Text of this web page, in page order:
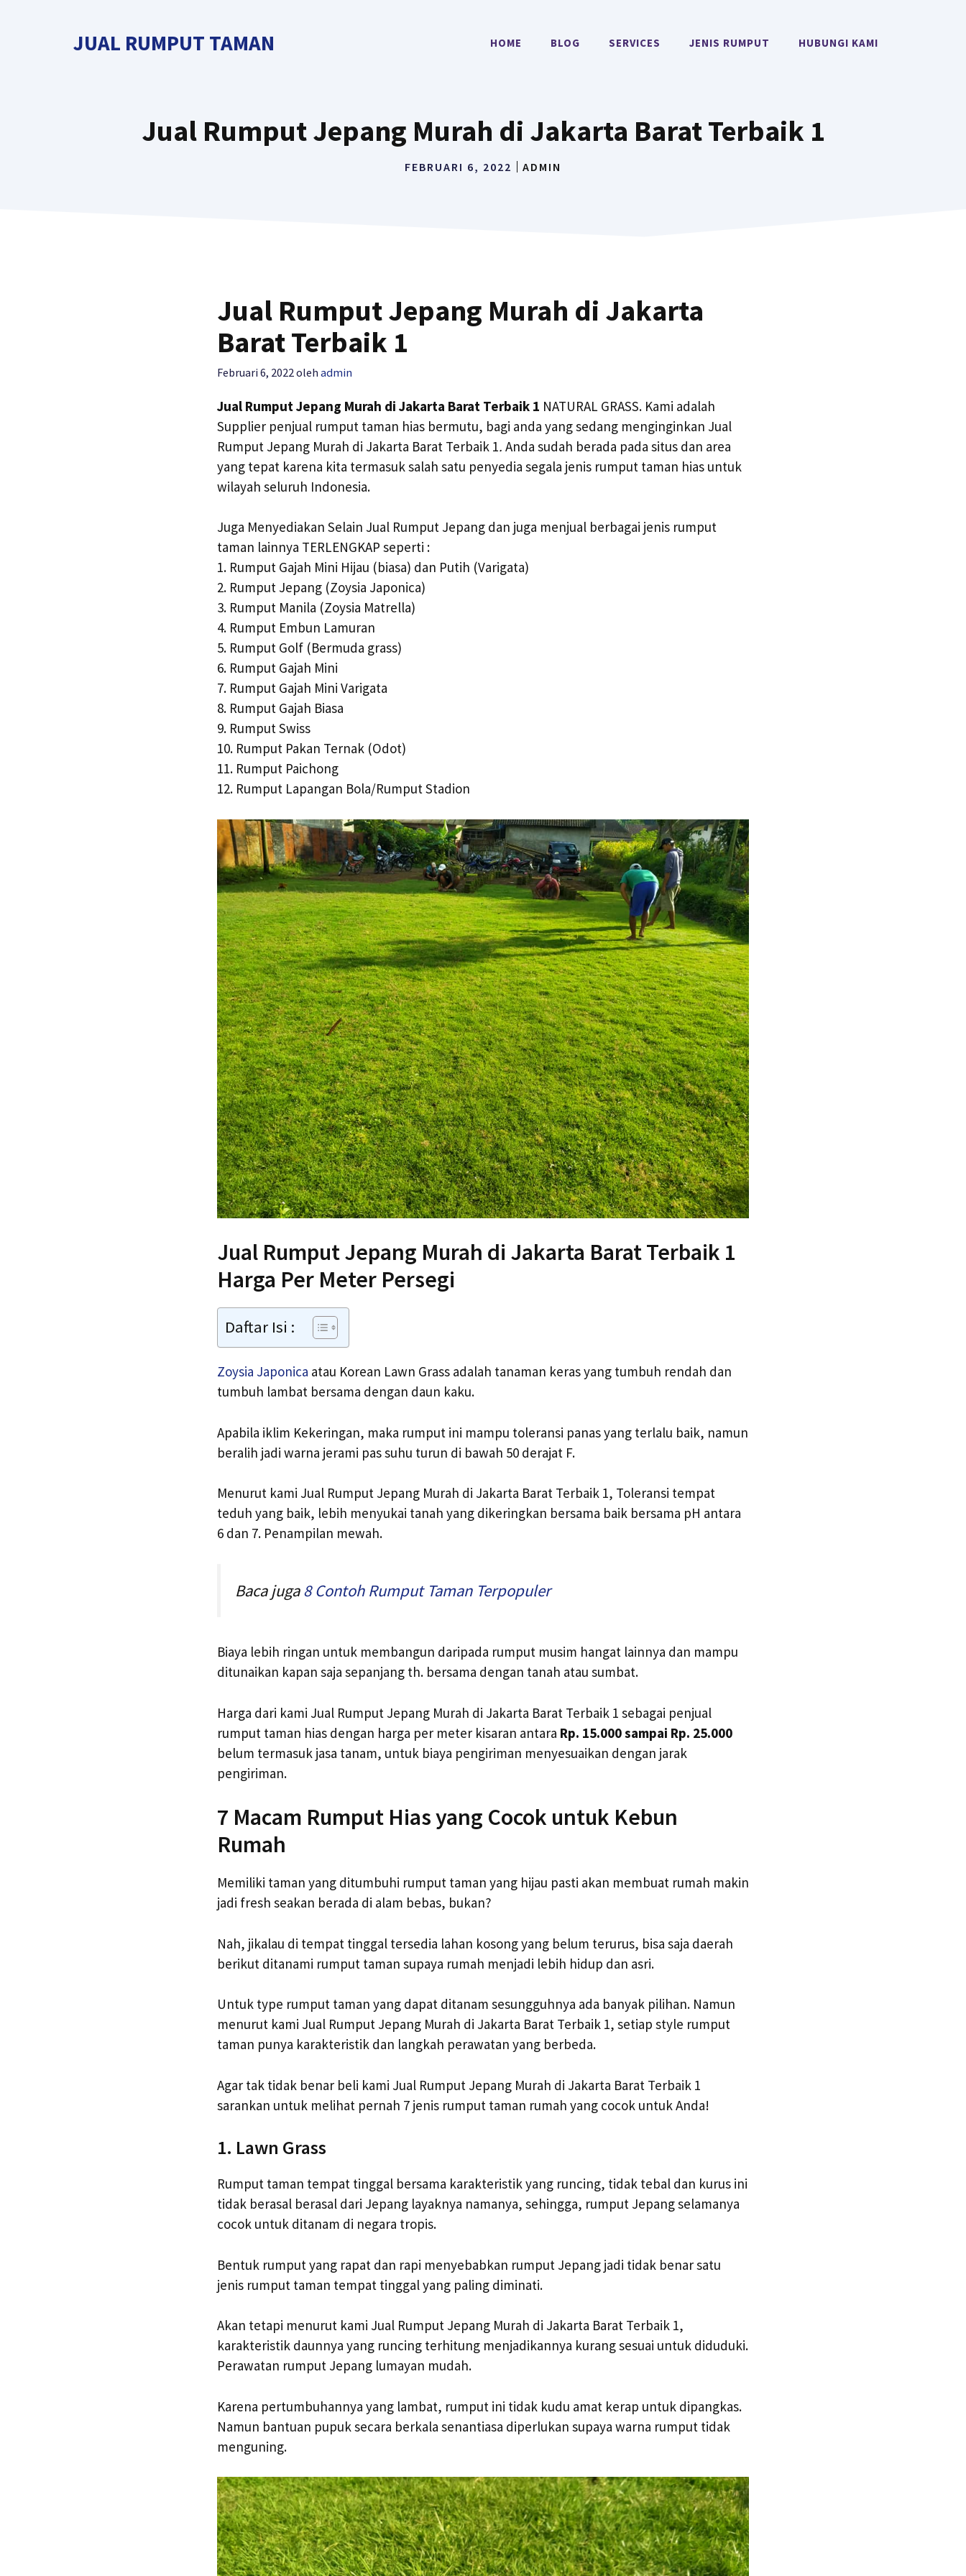
JUAL RUMPUT TAMAN HOME BLOG SERVICES JENIS RUMPUT HUBUNGI KAMI
Jual Rumput Jepang Murah di Jakarta Barat Terbaik 1
FEBRUARI 6, 2022 ADMIN
Jual Rumput Jepang Murah di Jakarta
Barat Terbaik 1
Februari 6, 2022oleh admin
Jual Rumput Jepang Murah di Jakarta Barat Terbaik 1 NATURAL GRASS. Kami adalah
Supplier penjual rumput taman hias bermutu, bagi anda yang sedang menginginkan Jual
Rumput Jepang Murah di Jakarta Barat Terbaik 1. Anda sudah berada pada situs dan area
yang tepat karena kita termasuk salah satu penyedia segala jenis rumput taman hias untuk
wilayah seluruh Indonesia.
Juga Menyediakan Selain Jual Rumput Jepang dan juga menjual berbagai jenis rumput
taman lainnya TERLENGKAP seperti :
1. Rumput Gajah Mini Hijau (biasa) dan Putih (Varigata)
2. Rumput Jepang (Zoysia Japonica)
3. Rumput Manila (Zoysia Matrella)
4. Rumput Embun Lamuran
5. Rumput Golf (Bermuda grass)
6. Rumput Gajah Mini
7. Rumput Gajah Mini Varigata
8. Rumput Gajah Biasa
9. Rumput Swiss
10. Rumput Pakan Ternak (Odot)
11. Rumput Paichong
12. Rumput Lapangan Bola/Rumput Stadion
Jual Rumput Jepang Murah di Jakarta Barat Terbaik 1
Harga Per Meter Persegi
Daftar Isi :
Zoysia Japonica atau Korean Lawn Grass adalah tanaman keras yang tumbuh rendah dan
tumbuh lambat bersama dengan daun kaku.
Apabila iklim Kekeringan, maka rumput ini mampu toleransi panas yang terlalu baik, namun
beralih jadi warna jerami pas suhu turun di bawah 50 derajat F.
Menurut kami Jual Rumput Jepang Murah di Jakarta Barat Terbaik 1, Toleransi tempat
teduh yang baik, lebih menyukai tanah yang dikeringkan bersama baik bersama pH antara
6 dan 7. Penampilan mewah.
Baca juga8 Contoh Rumput Taman Terpopuler
Biaya lebih ringan untuk membangun daripada rumput musim hangat lainnya dan mampu
ditunaikan kapan saja sepanjang th. bersama dengan tanah atau sumbat.
Harga dari kami Jual Rumput Jepang Murah di Jakarta Barat Terbaik 1 sebagai penjual
rumput taman hias dengan harga per meter kisaran antara Rp. 15.000 sampai Rp. 25.000
belum termasuk jasa tanam, untuk biaya pengiriman menyesuaikan dengan jarak
pengiriman.
7 Macam Rumput Hias yang Cocok untuk Kebun
Rumah
Memiliki taman yang ditumbuhi rumput taman yang hijau pasti akan membuat rumah makin
jadi fresh seakan berada di alam bebas, bukan?
Nah, jikalau di tempat tinggal tersedia lahan kosong yang belum terurus, bisa saja daerah
berikut ditanami rumput taman supaya rumah menjadi lebih hidup dan asri.
Untuk type rumput taman yang dapat ditanam sesungguhnya ada banyak pilihan. Namun
menurut kami Jual Rumput Jepang Murah di Jakarta Barat Terbaik 1, setiap style rumput
taman punya karakteristik dan langkah perawatan yang berbeda.
Agar tak tidak benar beli kami Jual Rumput Jepang Murah di Jakarta Barat Terbaik 1
sarankan untuk melihat pernah 7 jenis rumput taman rumah yang cocok untuk Anda!
1. Lawn Grass
Rumput taman tempat tinggal bersama karakteristik yang runcing, tidak tebal dan kurus ini
tidak berasal berasal dari Jepang layaknya namanya, sehingga, rumput Jepang selamanya
cocok untuk ditanam di negara tropis.
Bentuk rumput yang rapat dan rapi menyebabkan rumput Jepang jadi tidak benar satu
jenis rumput taman tempat tinggal yang paling diminati.
Akan tetapi menurut kami Jual Rumput Jepang Murah di Jakarta Barat Terbaik 1,
karakteristik daunnya yang runcing terhitung menjadikannya kurang sesuai untuk diduduki.
Perawatan rumput Jepang lumayan mudah.
Karena pertumbuhannya yang lambat, rumput ini tidak kudu amat kerap untuk dipangkas.
Namun bantuan pupuk secara berkala senantiasa diperlukan supaya warna rumput tidak
menguning.